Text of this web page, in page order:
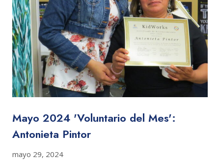
Mayo 2024 'Voluntario del Mes':
Antonieta Pintor
mayo 29, 2024